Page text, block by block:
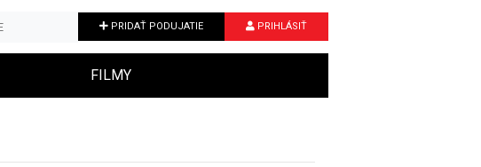
PRIDAŤ PODUJATIE PRIHLÁSIŤ
FILMY